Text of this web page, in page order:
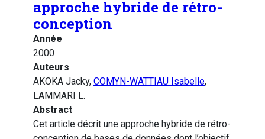
approche hybride de rétro-
conception
Année
2000
Auteurs
AKOKA Jacky, COMYN-WATTIAU Isabelle,
LAMMARI L.
Abstract
Cet article décrit une approche hybride de rétro-